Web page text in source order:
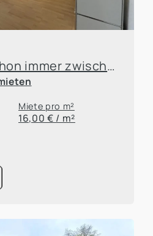
Wollten Sie schon immer zwischen Dom und Mediapark sitzen?
Miete pro m²
16,00 € / m²